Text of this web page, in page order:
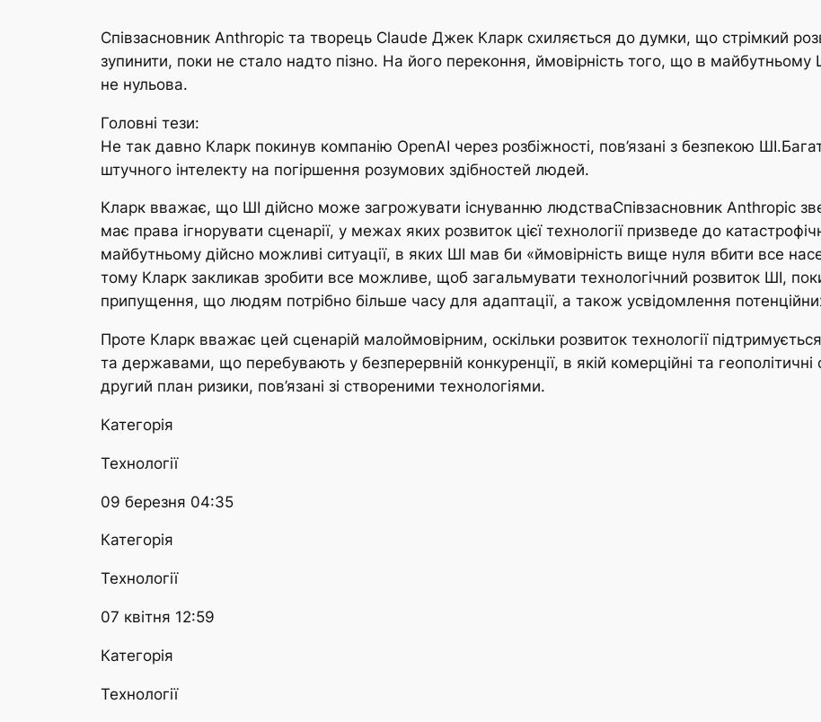
Співзасновник Anthropic та творець Claude Джек Кларк схиляється до думки, що стрімкий
зупинити, поки не стало надто пізно. На його переконня, ймовірність того, що в
не нульова.
Головні тези:
Не так давно Кларк покинув компанію OpenAI через розбіжності, пов’язані з безпекою
штучного інтелекту на погіршення розумових здібностей людей.
Кларк вважає, що ШІ дійсно може загрожувати існуванню людстваСпівзасновник Anthropic
має права ігнорувати сценарії, у межах яких розвиток цієї технології призведе до
майбутньому дійсно можливі ситуації, в яких ШІ мав би «ймовірність вище нуля вбити все
тому Кларк закликав зробити все можливе, щоб загальмувати технологічний розвиток ШІ,
припущення, що людям потрібно більше часу для адаптації, а також усвідомлення
Проте Кларк вважає цей сценарій малоймовірним, оскільки розвиток технології
та державами, що перебувають у безперервній конкуренції, в якій комерційні та геополітичні
другий план ризики, пов’язані зі створеними технологіями.
Категорія
Технології
09 березня 04:35
Категорія
Технології
07 квітня 12:59
Категорія
Технології